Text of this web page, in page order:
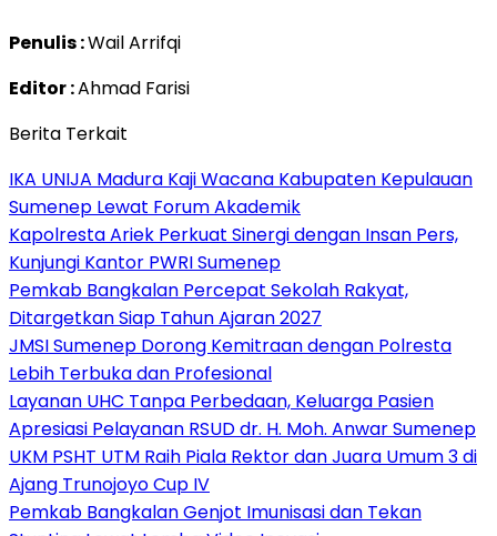
Penulis :Wail Arrifqi
Editor :Ahmad Farisi
Berita Terkait
IKA UNIJA Madura Kaji Wacana Kabupaten Kepulauan
Sumenep Lewat Forum Akademik
Kapolresta Ariek Perkuat Sinergi dengan Insan Pers,
Kunjungi Kantor PWRI Sumenep
Pemkab Bangkalan Percepat Sekolah Rakyat,
Ditargetkan Siap Tahun Ajaran 2027
JMSI Sumenep Dorong Kemitraan dengan Polresta
Lebih Terbuka dan Profesional
Layanan UHC Tanpa Perbedaan, Keluarga Pasien
Apresiasi Pelayanan RSUD dr. H. Moh. Anwar Sumenep
UKM PSHT UTM Raih Piala Rektor dan Juara Umum 3 di
Ajang Trunojoyo Cup IV
Pemkab Bangkalan Genjot Imunisasi dan Tekan